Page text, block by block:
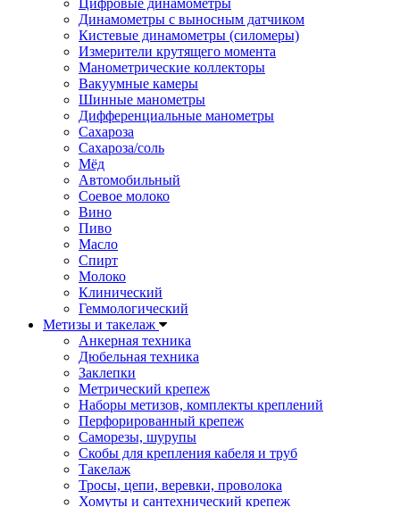
Цифровые динамометры
Динамометры с выносным датчиком
Кистевые динамометры (силомеры)
Измерители крутящего момента
Манометрические коллекторы
Вакуумные камеры
Шинные манометры
Дифференциальные манометры
Сахароза
Сахароза/соль
Мёд
Автомобильный
Соевое молоко
Вино
Пиво
Масло
Спирт
Молоко
Клинический
Геммологический
Метизы и такелаж
Анкерная техника
Дюбельная техника
Заклепки
Метрический крепеж
Наборы метизов, комплекты креплений
Перфорированный крепеж
Саморезы, шурупы
Скобы для крепления кабеля и труб
Такелаж
Тросы, цепи, веревки, проволока
Хомуты и сантехнический крепеж